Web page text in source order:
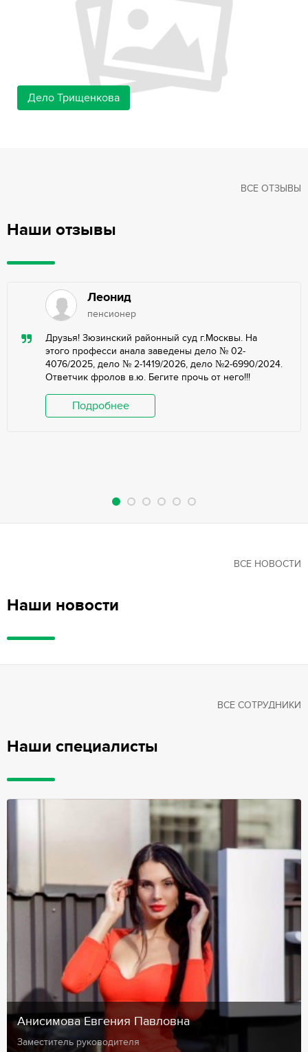
Дело Трищенкова
Наши отзывы
ВСЕ ОТЗЫВЫ
Леонид
пенсионер
Друзья! Зюзинский районный суд г.Москвы. На
этого професси анала заведены дело № 02-
4076/2025, дело № 2-1419/2026, дело №2-6990/2024.
Ответчик фролов в.ю. Бегите прочь от него!!!
Подробнее
Наши новости
ВСЕ НОВОСТИ
Наши специалисты
ВСЕ СОТРУДНИКИ
Анисимова Евгения Павловна
Заместитель руководителя